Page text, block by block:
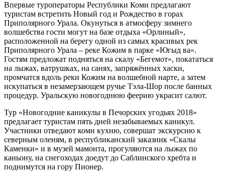
Впервые туроператоры Республики Коми предлагают
туристам встретить Новый год и Рождество в горах
Приполярного Урала. Окунуться в атмосферу зимнего
волшебства гости могут на базе отдыха «Орлиный»,
расположенной на берегу одной из самых красивых рек
Приполярного Урала – реке Кожим в парке «Югыд ва».
Гостям предложат подняться на скалу «Бегемот», покататься
на лыжах, ватрушках, на санях, запряжённых хаски,
промчатся вдоль реки Кожим на волшебной нарте, а затем
искупаться в незамерзающем ручье Тэла-Шор после банных
процедур. Уральскую новогоднюю феерию украсит салют.
Тур «Новогодние каникулы в Печорских угодьях 2018»
предлагает туристам пять дней незабываемых каникул.
Участники отведают коми кухню, совершат экскурсию к
северным оленям, в республиканский заказник «Скалы
Каменки» и в музей мамонта, прогуляются на лыжах по
каньону, на снегоходах доедут до Саблинского хребта и
поднимутся на гору Пионер.